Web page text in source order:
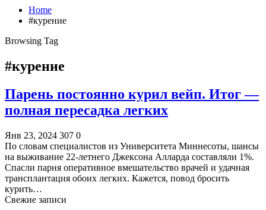
Home
#курение
Browsing Tag
#курение
Парень постоянно курил вейп. Итог —
полная пересадка легких
Янв 23, 2024 307 0
По словам специалистов из Университета Миннесоты, шансы
на выживание 22-летнего Джексона Алларда составляли 1%.
Спасли парня оперативное вмешательство врачей и удачная
трансплантация обоих легких. Кажется, повод бросить
курить…
Свежие записи